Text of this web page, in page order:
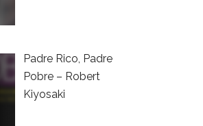
Padre Rico, Padre
Pobre – Robert
Kiyosaki